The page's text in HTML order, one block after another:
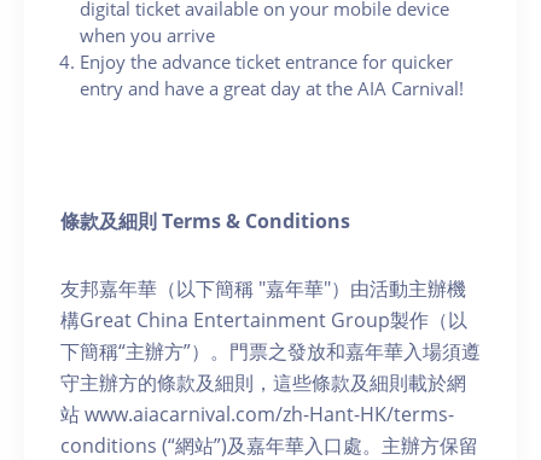
digital ticket available on your mobile device
when you arrive
Enjoy the advance ticket entrance for quicker
entry and have a great day at the AIA Carnival!
條款及細則 Terms & Conditions
友邦嘉年華（以下簡稱 "嘉年華"）由活動主辦機
構Great China Entertainment Group製作（以
下簡稱“主辦方”）。門票之發放和嘉年華入場須遵
守主辦方的條款及細則，這些條款及細則載於網
站 www.aiacarnival.com/zh-Hant-HK/terms-
conditions (“網站”)及嘉年華入口處。主辦方保留